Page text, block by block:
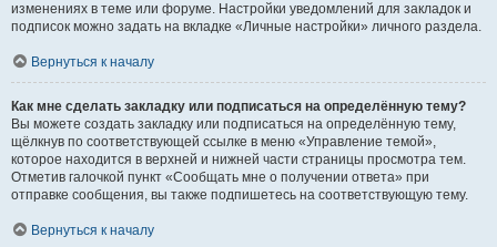
изменениях в теме или форуме. Настройки уведомлений для закладок и
подписок можно задать на вкладке «Личные настройки» личного раздела.
Вернуться к началу
Как мне сделать закладку или подписаться на определённую тему?
Вы можете создать закладку или подписаться на определённую тему,
щёлкнув по соответствующей ссылке в меню «Управление темой»,
которое находится в верхней и нижней части страницы просмотра тем.
Отметив галочкой пункт «Сообщать мне о получении ответа» при
отправке сообщения, вы также подпишетесь на соответствующую тему.
Вернуться к началу